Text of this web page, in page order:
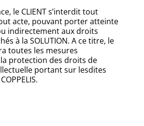
le CLIENT s’interdit tout
acte, pouvant porter atteinte
indirectement aux droits
à la SOLUTION. A ce titre, le
toutes les mesures
protection des droits de
portant sur lesdites